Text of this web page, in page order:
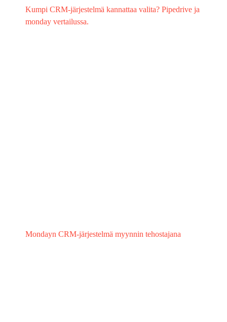
Kumpi CRM-järjestelmä kannattaa valita? Pipedrive ja
monday vertailussa.
Mondayn CRM-järjestelmä myynnin tehostajana